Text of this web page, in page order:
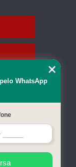
WhatsApp